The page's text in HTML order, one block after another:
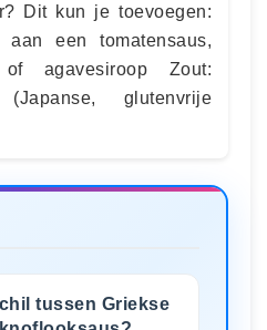
Dit kun je toevoegen:
aan een tomatensaus,
agavesiroop Zout:
glutenvrije
tussen Griekse